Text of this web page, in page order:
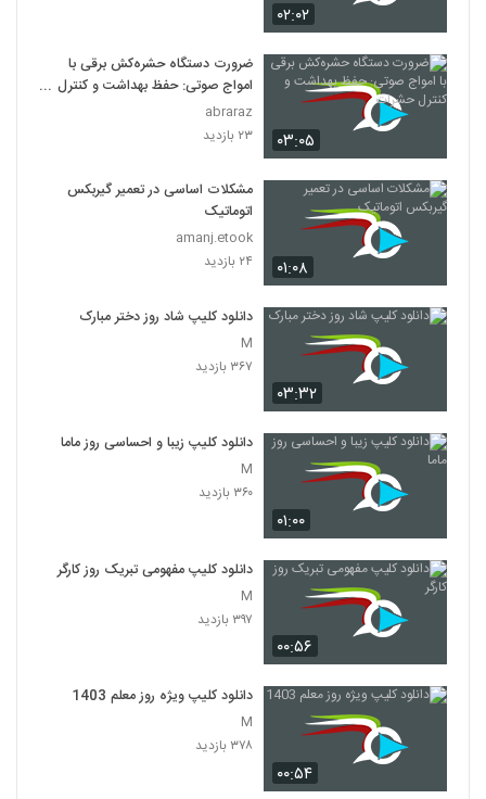
۰۲:۰۲
۰۳:۰۵
ضرورت دستگاه حشره‌کش برقی با
امواج صوتی: حفظ بهداشت و کنترل
حشرات
abraraz
۲۳ بازدید
۰۱:۰۸
مشکلات اساسی در تعمیر گیربکس
اتوماتیک
amanj.etook
۲۴ بازدید
۰۳:۳۲
دانلود کلیپ شاد روز دختر مبارک
M
۳۶۷ بازدید
۰۱:۰۰
دانلود کلیپ زیبا و احساسی روز ماما
M
۳۶۰ بازدید
۰۰:۵۶
دانلود کلیپ مفهومی تبریک روز کارگر
M
۳۹۷ بازدید
۰۰:۵۴
دانلود کلیپ ویژه روز معلم 1403
M
۳۷۸ بازدید